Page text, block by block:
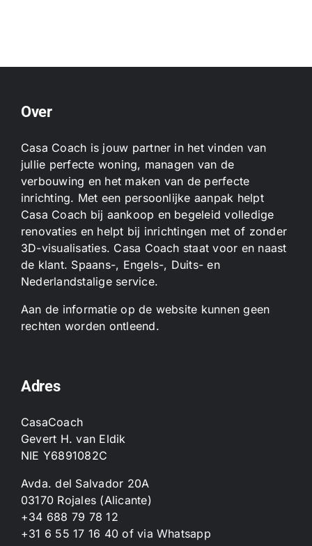
Over
Casa Coach is jouw partner in het vinden van
jullie perfecte woning, managen van de
verbouwing en het maken van de perfecte
inrichting. Met een persoonlijke aanpak helpt
Casa Coach bij aankoop en begeleid volledige
renovaties en helpt bij inrichtingen met of zonder
3D-visualisaties. Casa Coach staat voor en naast
de klant. Spaans-, Engels-, Duits- en
Nederlandstalige service.
Aan de informatie op de website kunnen geen
rechten worden ontleend.
Adres
CasaCoach
Gevert H. van Eldik
NIE Y6891082C
Avda. del Salvador 20A
03170 Rojales (Alicante)
+34 688 79 78 12
+31 6 55 17 16 40 ofvia Whatsapp